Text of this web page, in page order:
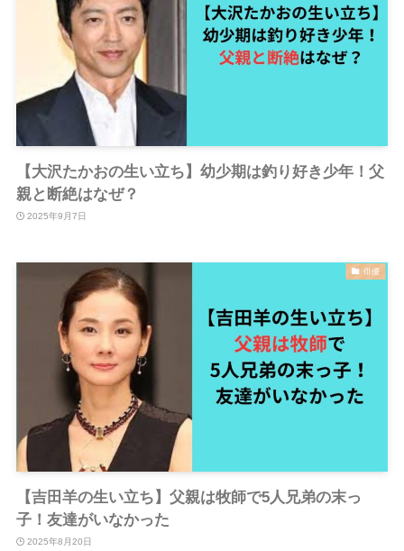
【大沢たかおの生い立ち】幼少期は釣り好き少年！父
親と断絶はなぜ？
2025年9月7日
俳優
【吉田羊の生い立ち】父親は牧師で5人兄弟の末っ
子！友達がいなかった
2025年8月20日